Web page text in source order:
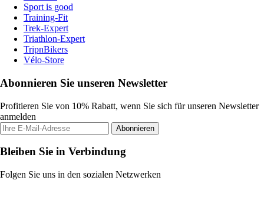
Sport is good
Training-Fit
Trek-Expert
Triathlon-Expert
TripnBikers
Vélo-Store
Abonnieren Sie unseren Newsletter
Profitieren Sie von 10% Rabatt, wenn Sie sich für unseren Newsletter
anmelden
Abonnieren
Bleiben Sie in Verbindung
Folgen Sie uns in den sozialen Netzwerken